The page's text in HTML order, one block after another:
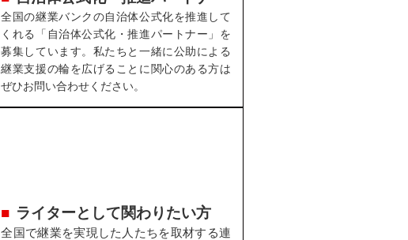
全国の継業バンクの自治体公式化を推進して
くれる「自治体公式化・推進パートナー」を
募集しています。私たちと一緒に公助による
継業支援の輪を広げることに関心のある方は
ぜひお問い合わせください。
ライターとして関わりたい方
全国で継業を実現した人たちを取材する連